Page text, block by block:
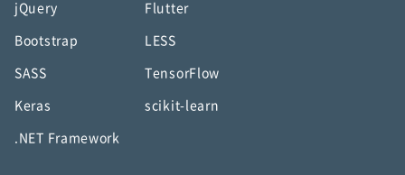
jQuery Flutter
Bootstrap LESS
SASS TensorFlow
Keras scikit-learn
.NET Framework